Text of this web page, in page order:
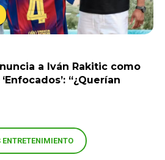
a Iván Rakitic como
“¿Querían
ENTRETENIMIENTO